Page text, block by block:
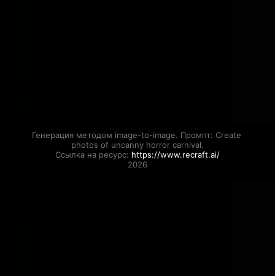
Генерация методом image-to-image. Промпт: Create
photos of uncanny horror carnival.
Ссылка на ресурс: https://www.recraft.ai/
2026